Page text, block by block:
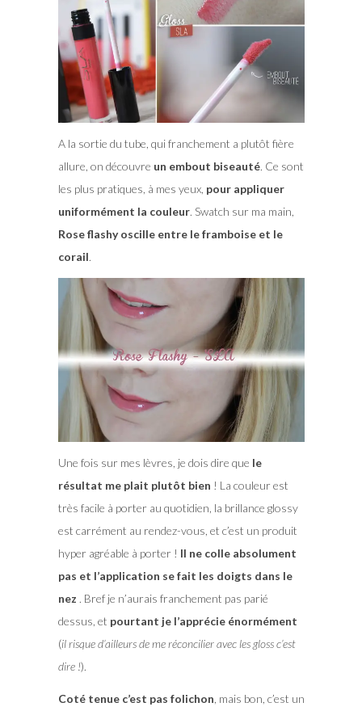
A la sortie du tube, qui franchement a plutôt fière
allure, on découvre un embout biseauté. Ce sont
les plus pratiques, à mes yeux, pour appliquer
uniformément la couleur. Swatch sur ma main,
Rose flashy oscille entre le framboise et le
corail.
Une fois sur mes lèvres, je dois dire que le
résultat me plait plutôt bien ! La couleur est
très facile à porter au quotidien, la brillance glossy
est carrément au rendez-vous, et c’est un produit
hyper agréable à porter ! Il ne colle absolument
pas et l’application se fait les doigts dans le
nez . Bref je n’aurais franchement pas parié
dessus, et pourtant je l’apprécie énormément
(il risque d’ailleurs de me réconcilier avec les gloss c’est
dire !).
Coté tenue c’est pas folichon , mais bon, c’est un